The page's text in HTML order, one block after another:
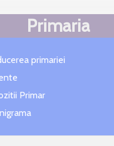
Primaria
primariei
Primar